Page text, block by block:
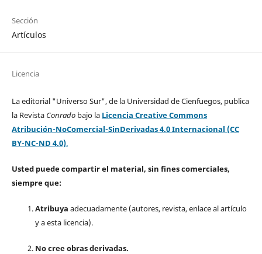
Sección
Artículos
Licencia
La editorial "Universo Sur", de la Universidad de Cienfuegos, publica
la Revista Conradobajo la Licencia Creative Commons
Atribución-NoComercial-SinDerivadas 4.0 Internacional (CC
BY-NC-ND 4.0).
Usted puede compartir el material, sin fines comerciales,
siempre que:
Atribuya adecuadamente (autores, revista, enlace al artículo
y a esta licencia).
No cree obras derivadas.